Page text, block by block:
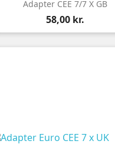
 Vis
Adapter CEE 7/7 X GB
58,00 kr.